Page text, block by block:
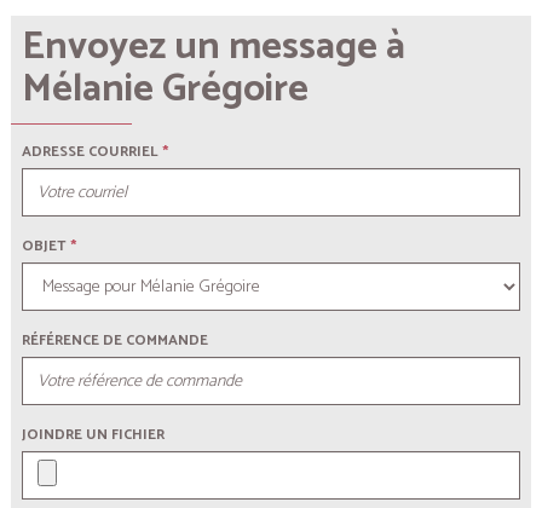
Envoyez un message à
Mélanie Grégoire
ADRESSE COURRIEL*
OBJET*
RÉFÉRENCE DE COMMANDE
JOINDRE UN FICHIER